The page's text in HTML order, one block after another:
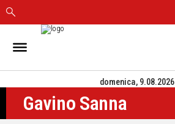
IN
CAGLIARI
SASSARI
NUORO
domenica, 9.08.2026
Gavino Sanna